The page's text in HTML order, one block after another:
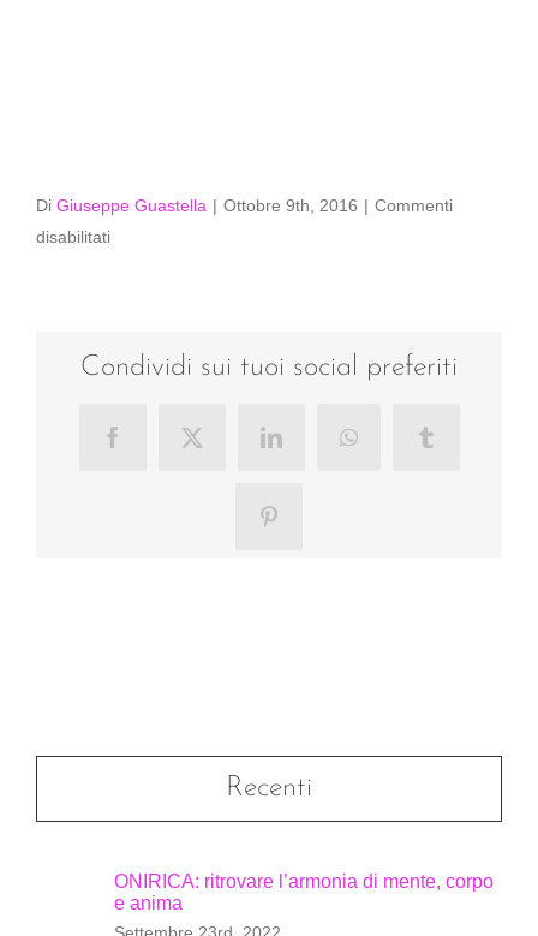
Di Giuseppe Guastella | Ottobre 9th, 2016 | Commenti
disabilitatisu
Condividi sui tuoi social preferiti
FacebookX LinkedInWhatsAppTumblr
Pinterest
Recenti
ONIRICA: ritrovare l’armonia di mente, corpo
e anima